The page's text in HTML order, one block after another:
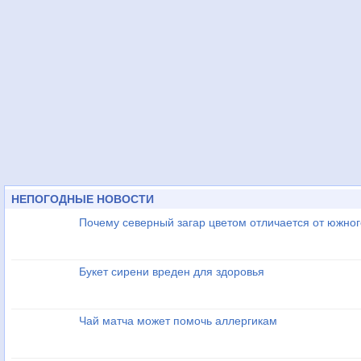
НЕПОГОДНЫЕ НОВОСТИ
Почему северный загар цветом отличается от
Букет сирени вреден для здоровья
Чай матча может помочь аллергикам